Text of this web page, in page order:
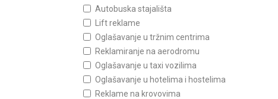
Autobuska stajališta
Lift reklame
Oglašavanje u tržnim centrima
Reklamiranje na aerodromu
Oglašavanje u taxi vozilima
Oglašavanje u hotelima i hostelima
Reklame na krovovima